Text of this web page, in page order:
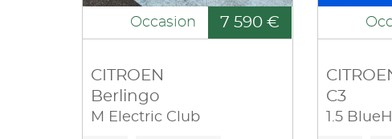
Occasion 7 590 €
CITROEN
Berlingo
M Electric Club
C3